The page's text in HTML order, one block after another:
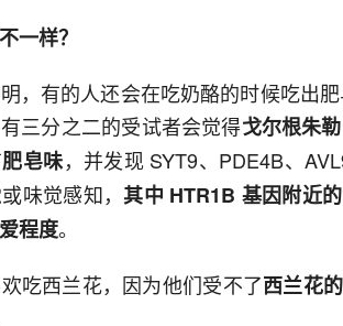
一样？
，有的人还会在吃奶酪的时候吃出
三分之二的受试者会觉得戈尔根朱
肥皂味，并发现 SYT9、PDE4B、
味觉感知， 其中 HTR1B 基因附近
程度。
吃西兰花，因为他们受不了西兰花